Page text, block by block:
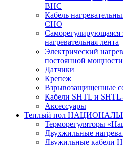
ВНС
Кабель
СНО
Саморегулирующаяся
нагревательная лента
Электрический
постоянной
Датчики
Крепеж
Взрывозащищенные
Кабели SHTL и
Аксессуары
Теплый пол
Терморегуляторы
Двухжильные
Двужильные кабели